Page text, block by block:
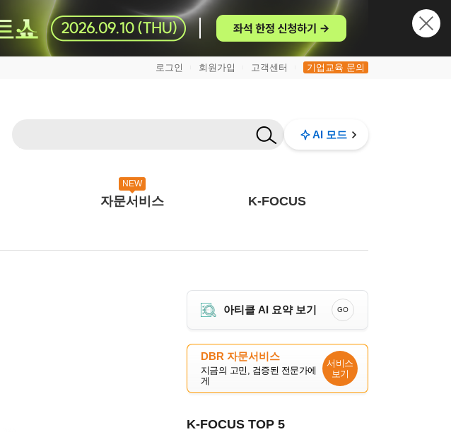
로그인 회원가입 고객센터 기업교육 문의
AI 모드
NEW
자문서비스 K-FOCUS
아티클 AI 요약 보기 GO
DBR 자문서비스
지금의 고민, 검증된 전문가에
게
서비스
보기
K-FOCUS TOP 5